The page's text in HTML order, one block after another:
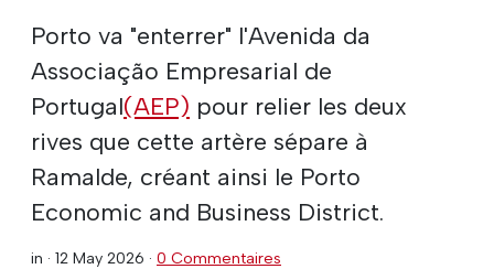
Porto va "enterrer" l'Avenida da
Associação Empresarial de
Portugal(AEP) pour relier les deux
rives que cette artère sépare à
Ramalde, créant ainsi le Porto
Economic and Business District.
in · 12 May 2026 · 0 Commentaires